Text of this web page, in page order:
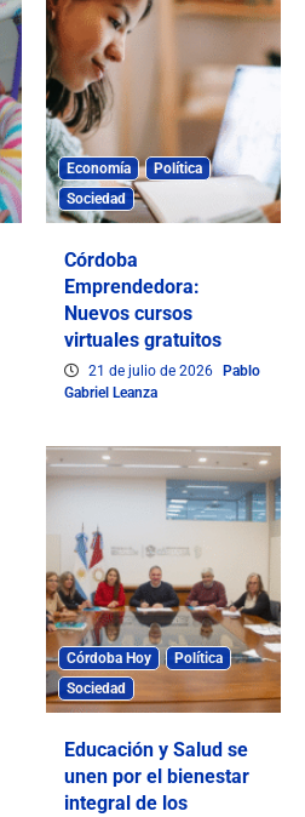
Economía
Política
Sociedad
Córdoba
Emprendedora:
Nuevos cursos
virtuales gratuitos
21 de julio de 2026
Pablo
Gabriel Leanza
Córdoba Hoy
Política
Sociedad
Educación y Salud se
unen por el bienestar
integral de los